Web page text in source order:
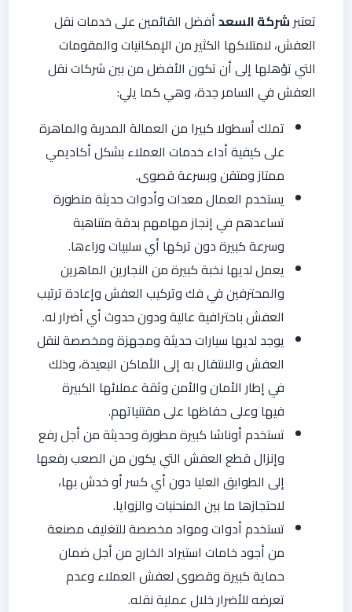
تعتبرشركة السعدأفضل القائمين على خدمات نقل
العفش، لامتلاكها الكثير من الإمكانيات والمقومات
التي تؤهلها إلى أن تكون الأفضل من بين شركات نقل
العفش في السامر جدة، وهي كما يلي:
تملك أسطولا كبيرا من العمالة المدربة والماهرة
على كيفية أداء خدمات العملاء بشكل أكاديمي
ممتاز ومتقن وبسرعة قصوى.
يستخدم العمال معدات وأدوات حديثة متطورة
تساعدهم في إنجاز مهامهم بدقة متناهية
وسرعة كبيرة دون تركها أي سلبيات وراءها.
يعمل لديها نخبة كبيرة من النجارين الماهرين
والمحترفين في فك وتركيب العفش وإعادة ترتيب
العفش باحترافية عالية ودون حدوث أي أضرار له.
يوجد لديها سيارات حديثة ومجهزة ومخصصة لنقل
العفش والانتقال به إلى الأماكن البعيدة، وذلك
في إطار الأمان والأمن وثقة عملائها الكبيرة
فيها وعلى حفاظها على مقتنياتهم.
تستخدم أوناشا كبيرة مطورة وحديثة من أجل رفع
وإنزال قطع العفش التي يكون من الصعب رفعها
إلى الطوابق العليا دون أي كسر أو خدش بها،
لاحتجازها ما بين المنحنيات والزوايا.
تستخدم أدوات ومواد مخصصة للتغليف مصنعة
من أجود خامات استيراد الخارج من أجل ضمان
حماية كبيرة وقصوى لعفش العملاء وعدم
تعرضه للأضرار خلال عملية نقله.